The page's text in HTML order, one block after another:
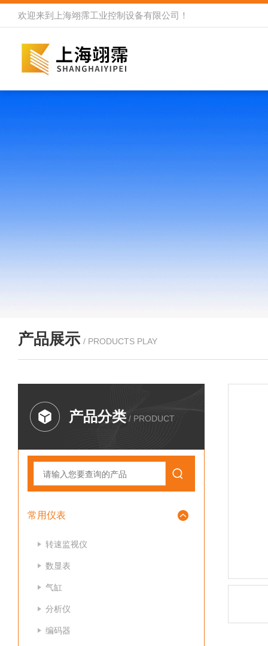
欢迎来到 上海翊霈工业控制设备有限公司 ！
产品展示 / PRODUCTS PLAY
产品分类 / PRODUCT
常用仪表
转速监视仪
数显表
气缸
分析仪
编码器